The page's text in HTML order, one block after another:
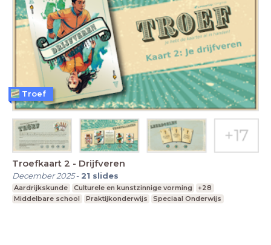
Troefkaart 2 - Drijfveren
December 2025- 21 slides
Aardrijkskunde Culturele en kunstzinnige vorming
+28
Middelbare school
Praktijkonderwijs Speciaal Onderwijs
Troef